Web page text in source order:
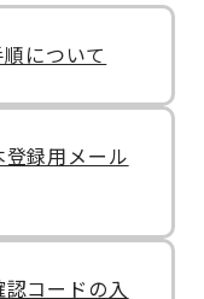
について
登録用メール
認コードの入